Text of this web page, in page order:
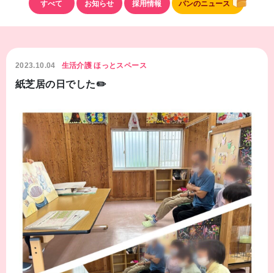
すべて お知らせ 採用情報 パンのニュース
2023.10.04 生活介護 ほっとスペース
紙芝居の日でした✏️